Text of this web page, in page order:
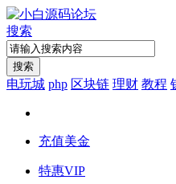
搜索
搜索
电玩城 php 区块链 理财 教程
充值美金
特惠VIP